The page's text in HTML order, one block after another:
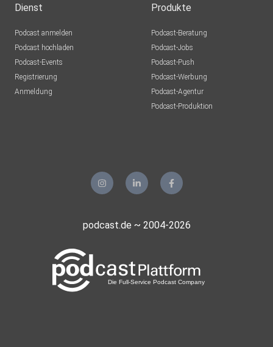
Dienst
Podcast anmelden
Podcast hochladen
Podcast-Events
Registrierung
Anmeldung
Produkte
Podcast-Beratung
Podcast-Jobs
Podcast-Push
Podcast-Werbung
Podcast-Agentur
Podcast-Produktion
podcast.de ~ 2004-2026